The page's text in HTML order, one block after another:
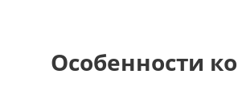
Особенности